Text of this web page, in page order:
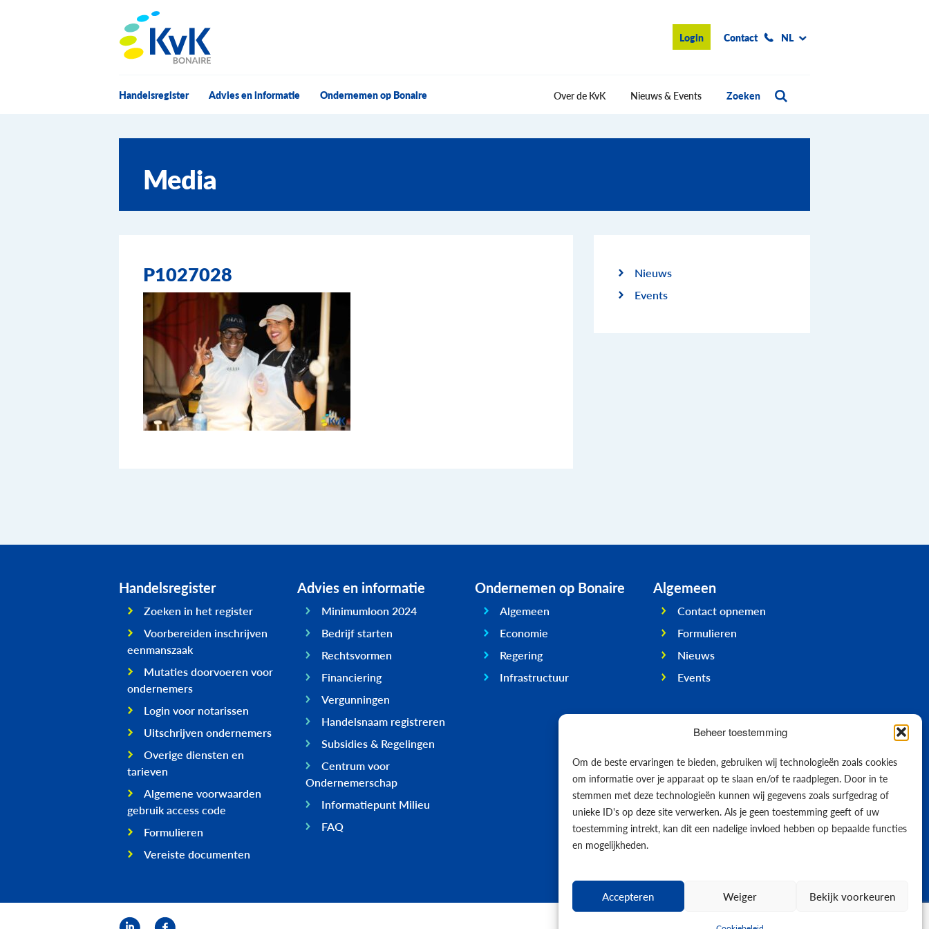
Beheer toestemming
Om de beste ervaringen te bieden, gebruiken wij technologieën zoals cookies
om informatie over je apparaat op te slaan en/of te raadplegen. Door in te
stemmen met deze technologieën kunnen wij gegevens zoals surfgedrag of
unieke ID's op deze site verwerken. Als je geen toestemming geeft of uw
toestemming intrekt, kan dit een nadelige invloed hebben op bepaalde functies
en mogelijkheden.
Accepteren Weiger Bekijk voorkeuren
Login Contact NL
Handelsregister Advies en informatie Ondernemen op Bonaire Over de KvK Nieuws & Events Zoeken
Media
P1027028
Nieuws
Events
Handelsregister
Zoeken in het register
Voorbereiden inschrijven
eenmanszaak
Mutaties doorvoeren voor
ondernemers
Login voor notarissen
Uitschrijven ondernemers
Overige diensten en
tarieven
Algemene voorwaarden
gebruik access code
Formulieren
Vereiste documenten
Advies en informatie
Minimumloon 2024
Bedrijf starten
Rechtsvormen
Financiering
Vergunningen
Handelsnaam registreren
Subsidies & Regelingen
Centrum voor
Ondernemerschap
Informatiepunt Milieu
FAQ
Ondernemen op Bonaire
Algemeen
Economie
Regering
Infrastructuur
Algemeen
Contact opnemen
Formulieren
Nieuws
Events
© 2026